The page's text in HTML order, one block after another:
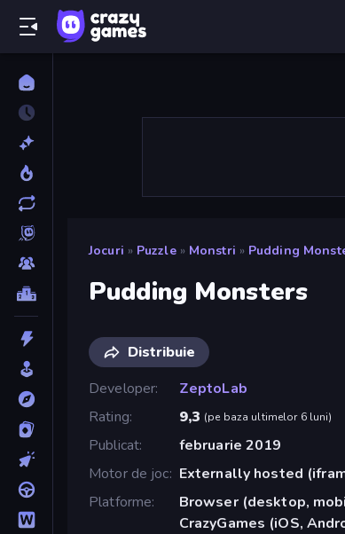
Jocuri » Puzzle » Monstri » Pudding
Pudding Monsters
Distribuie
Developer
ZeptoLab
Rating
9,3 (pe baza ultimelor 6 luni)
Publicat
februarie 2019
Motor de joc Externally hosted
Platforme
Browser (desktop,
CrazyGames (iOS,